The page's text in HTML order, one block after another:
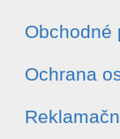
Obchodné
Ochrana